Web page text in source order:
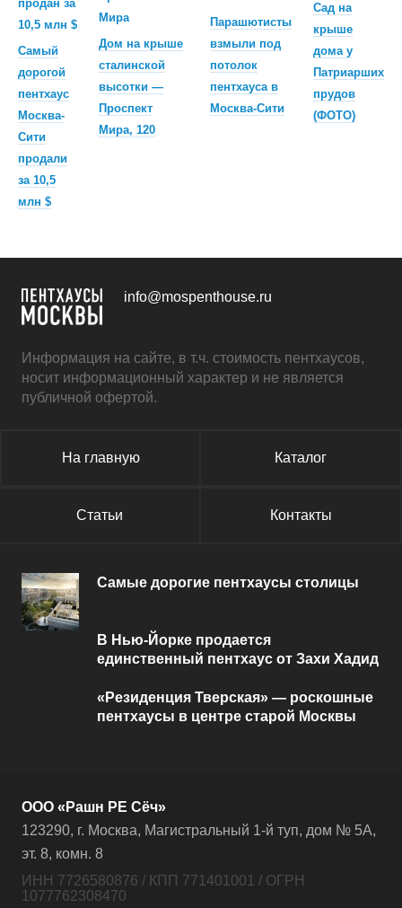
Самый
дорогой
пентхаус
Москва-
Сити
продали
за 10,5
млн $
Дом на крыше
сталинской
высотки —
Проспект
Мира, 120
Парашютисты
взмыли под
потолок
пентхауса в
Москва-Сити
Сад на
крыше
дома у
Патриарших
прудов
(ФОТО)
info@mospenthouse.ru
Информация на сайте, в т.ч. стоимость пентхаусов,
носит информационный характер и не является
публичной офертой.
На главную Каталог
Статьи Контакты
Самые дорогие пентхаусы столицы
В Нью-Йорке продается
единственный пентхаус от Захи Хадид
«Резиденция Тверская» — роскошные
пентхаусы в центре старой Москвы
ООО «Рашн РЕ Сёч»
123290, г. Москва, Магистральный 1-й туп, дом № 5А,
эт. 8, комн. 8
ИНН 7726580876 / КПП 771401001 / ОГРН
1077762308470